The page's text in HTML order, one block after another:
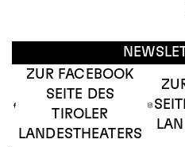
ZUR FACEBOOK
SEITE DES
TIROLER
LANDESTHEATERS